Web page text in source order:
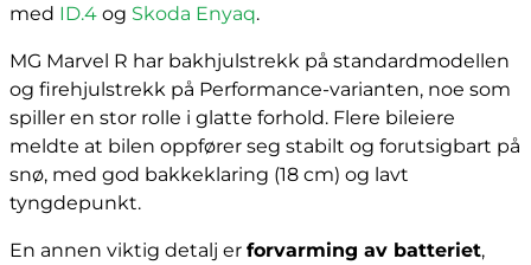
med ID.4 og Skoda Enyaq.
MG Marvel R har bakhjulstrekk på standardmodellen
og firehjulstrekk på Performance-varianten, noe som
spiller en stor rolle i glatte forhold. Flere bileiere
meldte at bilen oppfører seg stabilt og forutsigbart på
snø, med god bakkeklaring (18 cm) og lavt
tyngdepunkt.
En annen viktig detalj er forvarming av batteriet,